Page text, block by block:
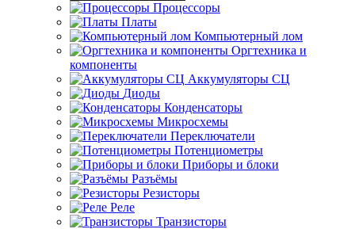
Процессоры
Платы
Компьютерный лом
Оргтехника и
компоненты
Аккумуляторы СЦ
Диоды
Конденсаторы
Микросхемы
Переключатели
Потенциометры
Приборы и блоки
Разъёмы
Резисторы
Реле
Транзисторы